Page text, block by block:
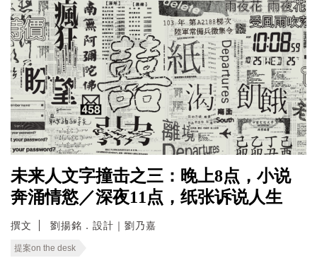
未来人文字撞击之三：晚上8点，小说
奔涌情慾／深夜11点，纸张诉说人生
撰文 劉揚銘．設計｜劉乃嘉
提案on the desk